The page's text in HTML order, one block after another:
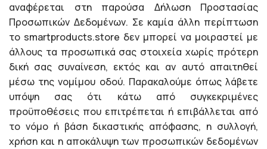
αναφέρεται στη παρούσα Δήλωση Προστασίας
Προσωπικών Δεδομένων. Σε καμία άλλη περίπτωση
το smartproducts.store δεν μπορεί να μοιραστεί με
άλλους τα προσωπικά σας στοιχεία χωρίς πρότερη
δική σας συναίνεση, εκτός και αν αυτό απαιτηθεί
μέσω της νομίμου οδού. Παρακαλούμε όπως λάβετε
υπόψη σας ότι κάτω από συγκεκριμένες
προϋποθέσεις που επιτρέπεται ή επιβάλλεται από
το νόμο ή βάση δικαστικής απόφασης, η συλλογή,
χρήση και η αποκάλυψη των προσωπικών δεδομένων